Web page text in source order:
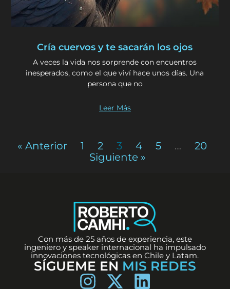
Cría cuervos y te sacarán los ojos
A veces la vida nos sorprende con encuentros
inesperados, como el que viví hace unos días. Una
persona que no
Leer Más
« Anterior 1 2 3 4 5 …
20
Siguiente »
Con más de 25 años de experiencia, este
ingeniero y speaker internacional ha impulsado
innovaciones tecnológicas en Chile y Latam.
SÍGUEME EN MIS REDES